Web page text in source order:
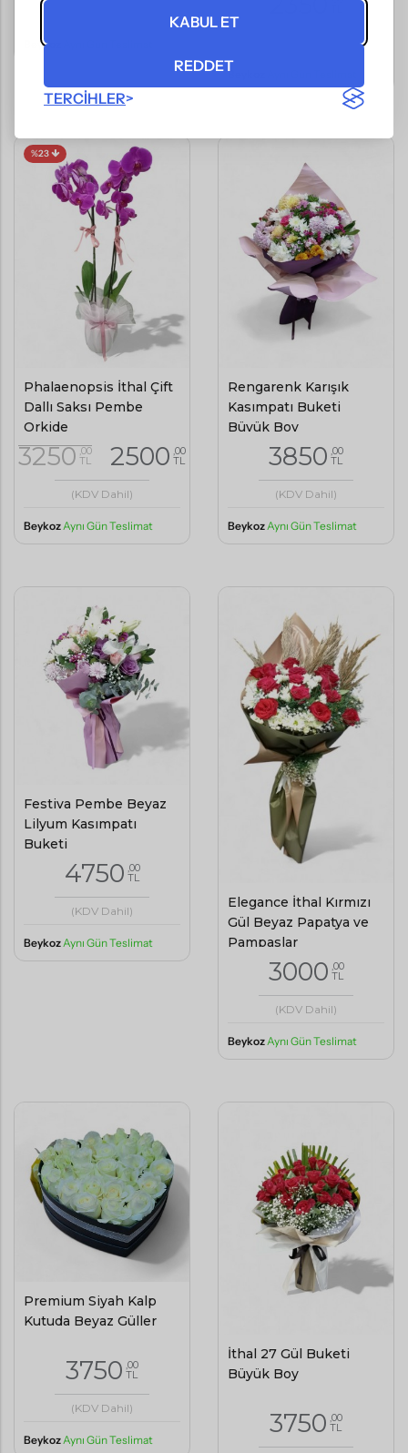
KABUL ET
REDDET
TERCIHLER
Beykoz
Beykoz
%23
Phalaenopsis İthal Çift
Dallı Saksı Pembe
Orkide
3250 ,00
TL 2500 ,00
TL
(KDV Dahil)
BeykozAynı Gün Teslimat
Rengarenk Karışık
Kasımpatı Buketi
Büyük Boy
3850 ,00
TL
(KDV Dahil)
BeykozAynı Gün Teslimat
Festiva Pembe Beyaz
Lilyum Kasımpatı
Buketi
4750 ,00
TL
(KDV Dahil)
BeykozAynı Gün Teslimat
Elegance İthal Kırmızı
Gül Beyaz Papatya ve
Pampaslar
3000 ,00
TL
(KDV Dahil)
BeykozAynı Gün Teslimat
Premium Siyah Kalp
Kutuda Beyaz Güller
3750 ,00
TL
(KDV Dahil)
Beykoz Aynı Gün Teslimat
İthal 27 Gül Buketi
Büyük Boy
3750 ,00
TL